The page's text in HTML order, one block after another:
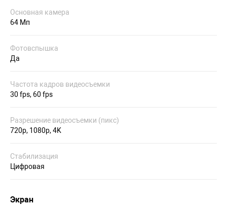
Основная камера
64 Мп
Фотовспышка
Да
Частота кадров видеосъемки
30 fps, 60 fps
Разрешение видеосъемки (пикс)
720p, 1080p, 4K
Стабилизация
Цифровая
Экран